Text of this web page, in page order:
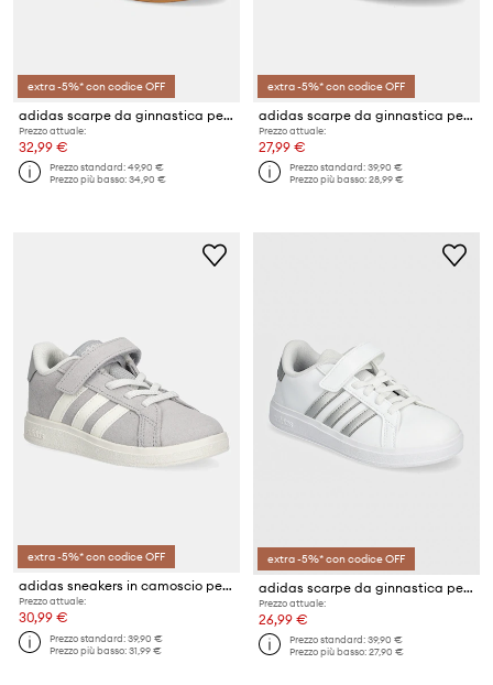
extra -5%* con codice OFF
adidas scarpe da ginnastica per bambini GRAND COURT MID
Prezzo attuale:
32,99 €
Prezzo standard:49,90 €
Prezzo più basso:34,90 €
extra -5%* con codice OFF
adidas scarpe da ginnastica per bambini GRAND COURT 2.0
Prezzo attuale:
27,99 €
Prezzo standard:39,90 €
Prezzo più basso:28,99 €
extra -5%* con codice OFF
adidas sneakers in camoscio per bambini GRAND COURT 00s
Prezzo attuale:
30,99 €
Prezzo standard:39,90 €
Prezzo più basso:31,99 €
extra -5%* con codice OFF
adidas scarpe da ginnastica per bambini GRAND COURT 2.0 EL C
Prezzo attuale:
26,99 €
Prezzo standard:39,90 €
Prezzo più basso:27,90 €